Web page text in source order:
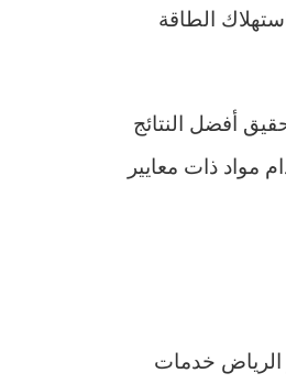
الطاقة
أفضل النتائج
مواد ذات معايير
الرياض خدمات